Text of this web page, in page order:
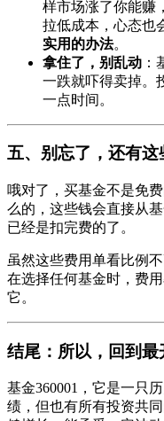
样市场涨了你能赚
拉低成本，心态也
实用的办法。
拿住了，别乱动 ：
一跌就吓得卖掉。
一点时间。
五、别忘了，还有这
哦对了，买基金不是免
么的，这些钱会直接从
已经是扣完费的了。
虽然这些费用单看比例
在选择任何基金时，费
它。
结尾：所以，回到最
基金360001，它是一只
绩，但也有所有投资共